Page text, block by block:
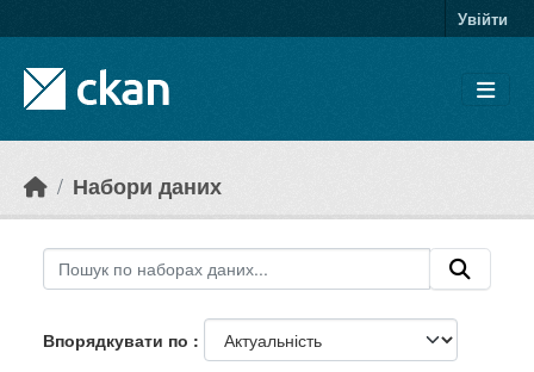
Увійти
Набори даних
Впорядкувати по